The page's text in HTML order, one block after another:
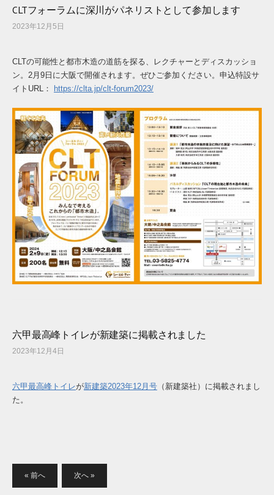
CLTフォーラムに深川がパネリストとして参加します
2023年12月5日
CLTの可能性と都市木造の道筋を探る、レクチャーとディスカッショ
ン。2月9日に大阪で開催されます。ぜひご参加ください。申込特設サ
イトURL：
https://clta.jp/clt-forum2023/
六甲最高峰トイレが新建築に掲載されました
2023年12月4日
六甲最高峰トイレが新建築2023年12月号 （新建築社）に掲載されまし
た。
の
« 前へ 次へ »